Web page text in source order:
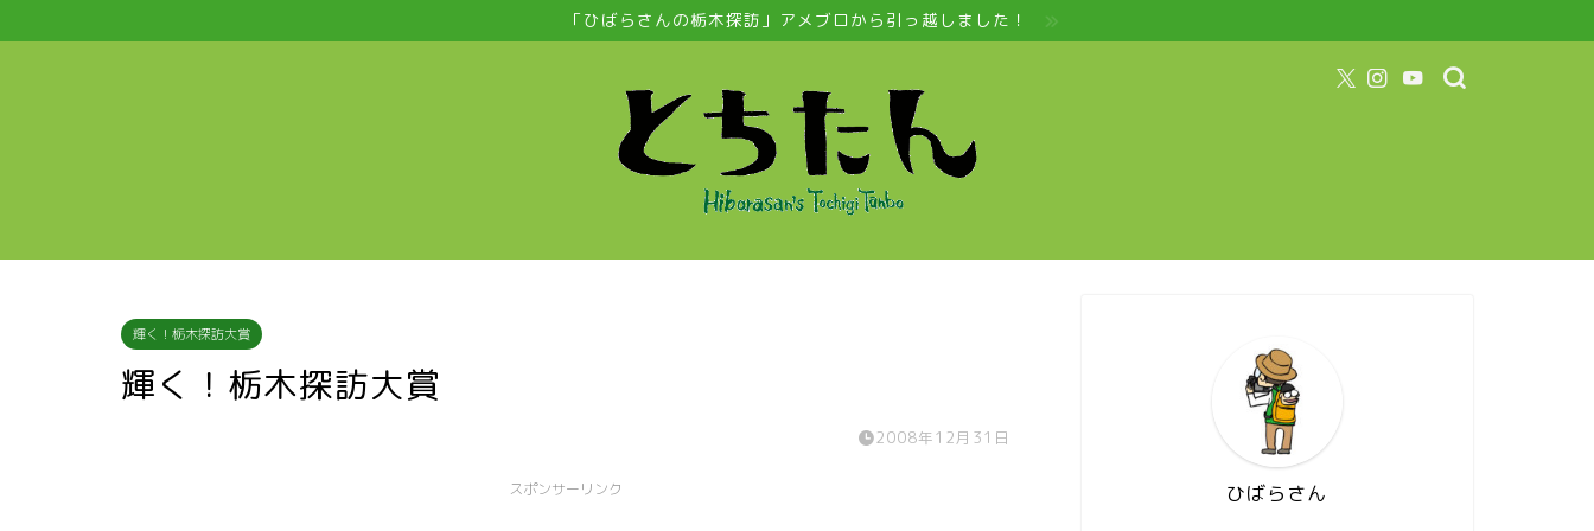
「ひばらさんの栃木探訪」アメブロから引っ越しました！
輝く！栃木探訪大賞
輝く！栃木探訪大賞
2008年12月31日
スポンサーリンク ひばらさん